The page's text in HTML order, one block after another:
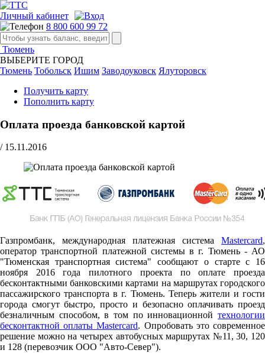
Личный кабинет
8 800 600 99 72
Тюмень
ВЫБЕРИТЕ ГОРОД
Тюмень Тобольск Ишим Заводоуковск Ялуторовск
Получить карту
Пополнить карту
Оплата проезда банковской картой
/ 15.11.2016
Газпромбанк, международная платежная система Mastercard,
оператор транспортной платежной системы в г. Тюмень - АО
"Тюменская транспортная система" сообщают о старте c 16
ноября 2016 года пилотного проекта по оплате проезда
бесконтактными банковскими картами на маршрутах городского
пассажирского транспорта в г. Тюмень. Теперь жители и гости
города смогут быстро, просто и безопасно оплачивать проезд
безналичным способом, в том по инновационной технологии
бесконтактной оплаты Mastercard. Опробовать это современное
решение можно на четырех автобусных маршрутах №11, 30, 120
и 128 (перевозчик ООО "Авто-Север").